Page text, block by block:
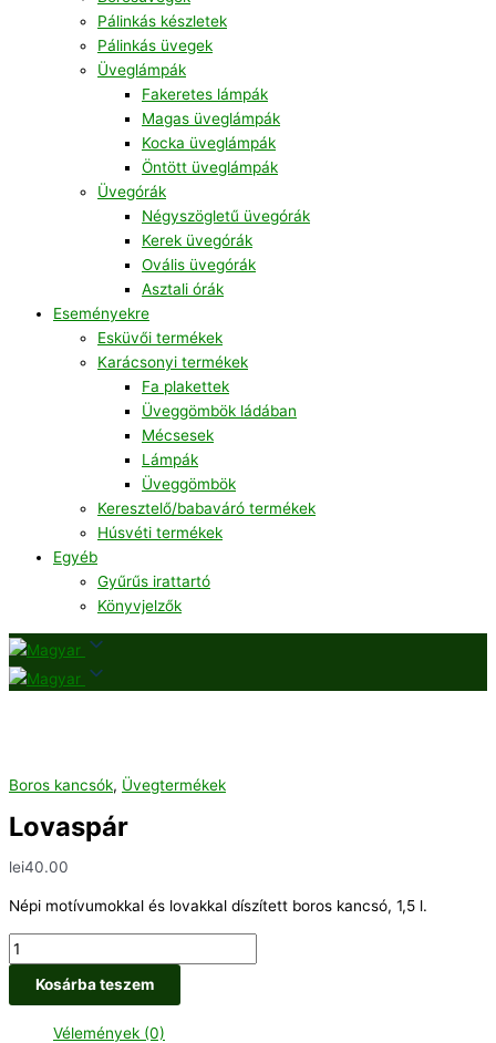
Pálinkás készletek
Pálinkás üvegek
Üveglámpák
Fakeretes lámpák
Magas üveglámpák
Kocka üveglámpák
Öntött üveglámpák
Üvegórák
Négyszögletű üvegórák
Kerek üvegórák
Ovális üvegórák
Asztali órák
Eseményekre
Esküvői termékek
Karácsonyi termékek
Fa plakettek
Üveggömbök ládában
Mécsesek
Lámpák
Üveggömbök
Keresztelő/babaváró termékek
Húsvéti termékek
Egyéb
Gyűrűs irattartó
Könyvjelzők
Boros kancsók, Üvegtermékek
Lovaspár
lei40.00
Népi motívumokkal és lovakkal díszített boros kancsó, 1,5 l.
Kosárba teszem
Vélemények (0)